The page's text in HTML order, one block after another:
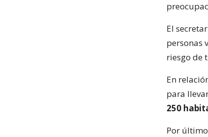
El
personas
riesgo de
En
para
250
Por